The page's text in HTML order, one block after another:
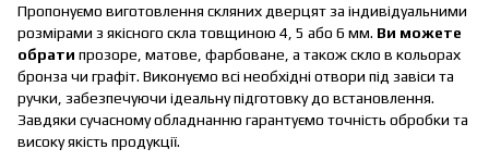
Пропонуємо виготовлення скляних дверцят за індивідуальними
розмірами з якісного скла товщиною 4, 5 або 6 мм. Ви можете
обрати прозоре, матове, фарбоване, а також скло в кольорах
бронза чи графіт. Виконуємо всі необхідні отвори під завіси та
ручки, забезпечуючи ідеальну підготовку до встановлення.
Завдяки сучасному обладнанню гарантуємо точність обробки та
високу якість продукції.